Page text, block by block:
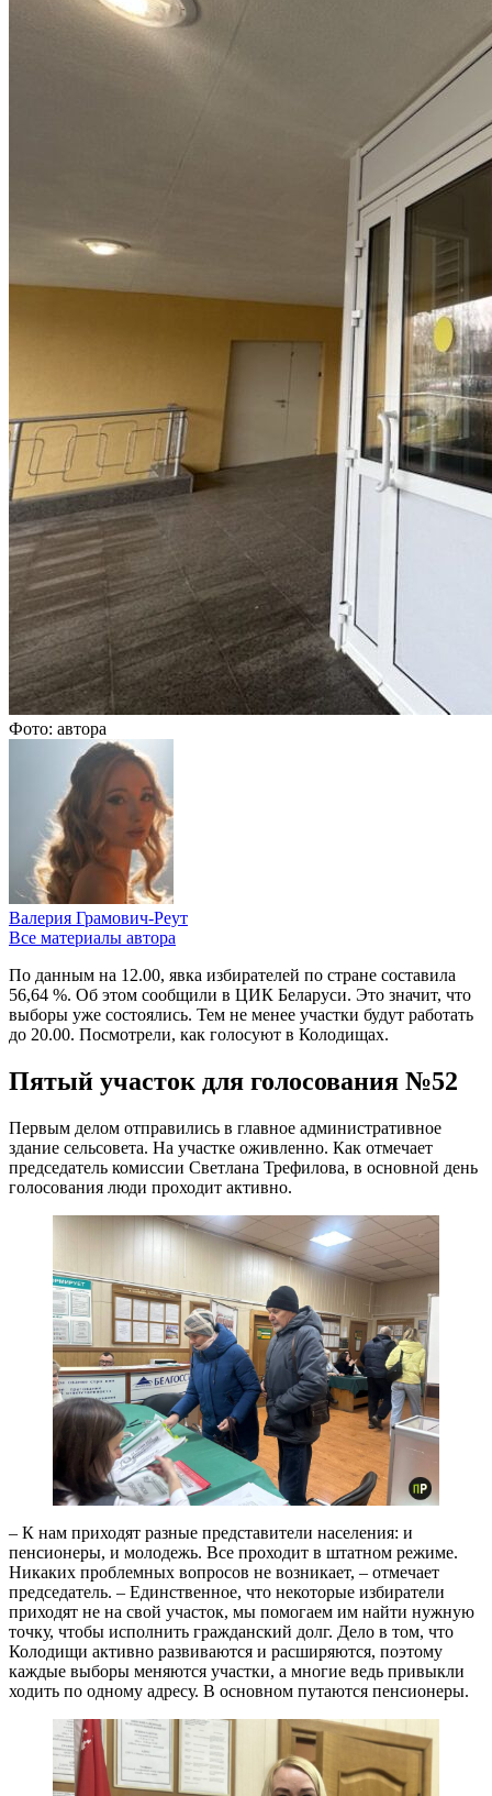
Фото: автора
Валерия Грамович-Реут
Все материалы автора
По данным на 12.00, явка избирателей по стране составила
56,64 %. Об этом сообщили в ЦИК Беларуси. Это значит, что
выборы уже состоялись. Тем не менее участки будут работать
до 20.00. Посмотрели, как голосуют в Колодищах.
Пятый участок для голосования №52
Первым делом отправились в главное административное
здание сельсовета. На участке оживленно. Как отмечает
председатель комиссии Светлана Трефилова, в основной день
голосования люди проходит активно.
– К нам приходят разные представители населения: и
пенсионеры, и молодежь. Все проходит в штатном режиме.
Никаких проблемных вопросов не возникает, – отмечает
председатель. – Единственное, что некоторые избиратели
приходят не на свой участок, мы помогаем им найти нужную
точку, чтобы исполнить гражданский долг. Дело в том, что
Колодищи активно развиваются и расширяются, поэтому
каждые выборы меняются участки, а многие ведь привыкли
ходить по одному адресу. В основном путаются пенсионеры.